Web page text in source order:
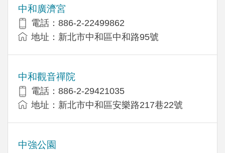
中和廣濟宮
電話：886-2-22499862
地址：新北市中和區中和路95號
中和觀音禪院
電話：886-2-29421035
地址：新北市中和區安樂路217巷22號
中強公園